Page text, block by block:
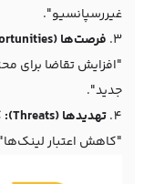
غیررسپانسیو".
فرصت‌ها (Opportunities):
"افزایش تقاضا برای
جدید".
تهدیدها (Threats):
"کاهش اعتبار